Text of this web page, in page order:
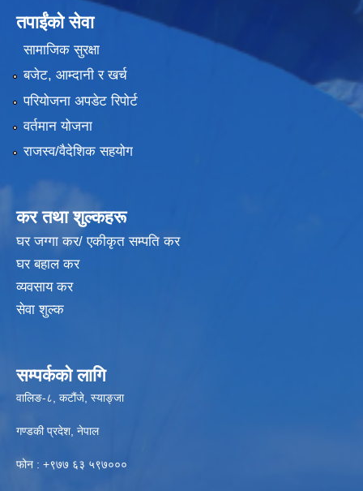
तपाईंको सेवा
सामाजिक सुरक्षा
बजेट, आम्दानी र खर्च
परियोजना अपडेट रिपोर्ट
वर्तमान योजना
राजस्व/वैदेशिक सहयोग
कर तथा शुल्कहरू
घर जग्गा कर/ एकीकृत सम्पति कर
घर बहाल कर
व्यवसाय कर
सेवा शुल्क
सम्पर्कको लागि
वालिङ-८, कटौंजे, स्याङ्जा
गण्डकी प्रदेश, नेपाल
फोन : +९७७ ६३ ५९७०००